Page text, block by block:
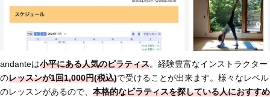
andanteは小平にある人気のピラティス。経験豊富なインストラクター
のレッスンが1回1,000円(税込)で受けることが出来ます。様々なレベル
のレッスンがあるので、 本格的なピラティスを探している人におすすめ